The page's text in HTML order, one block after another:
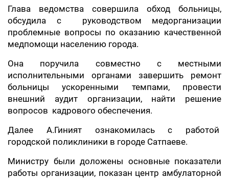
Глава ведомства совершила обход больницы,
обсудила с руководством медорганизации
проблемные вопросы по оказанию качественной
медпомощи населению города.
Она поручила совместно с местными
исполнительными органами завершить ремонт
больницы ускоренными темпами, провести
внешний аудит организации, найти решение
вопросов кадрового обеспечения.
Далее А.Гиният ознакомилась с работой
городской поликлиники в городе Сатпаеве.
Министру были доложены основные показатели
работы организации, показан центр амбулаторной